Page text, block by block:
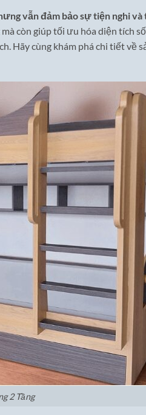
vẫn đảm bảo sự tiện nghi và
còn giúp tối ưu hóa diện tích
Hãy cùng khám phá chi tiết về
2 Tầng